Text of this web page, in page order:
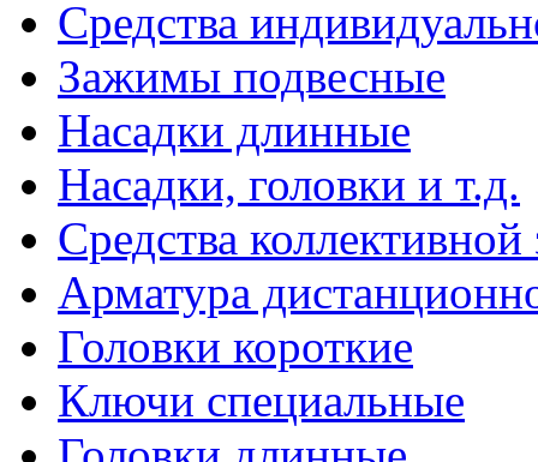
Средства
Зажимы подвесные
Насадки длинные
Насадки, головки и т.д.
Средства
Арматура
Головки короткие
Ключи специальные